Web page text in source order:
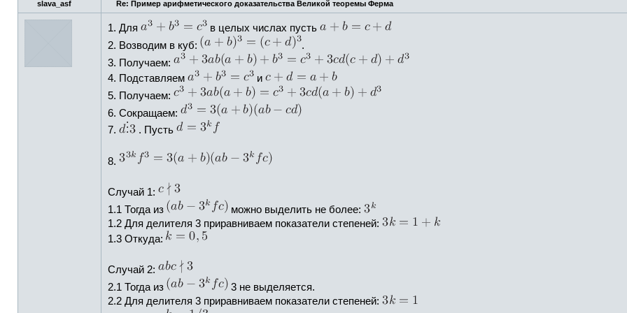
slava_asf Re: Пример арифметического доказательства Великой теоремы Ферма
1. Для
в целых числах пусть
2. Возводим в куб:
.
3. Получаем:
4. Подставляем
и
5. Получаем:
6. Сокращаем:
7.
. Пусть
8.
Случай 1:
1.1 Тогда из
можно выделить не более:
1.2 Для делителя 3 приравниваем показатели степеней:
1.3 Откуда:
Случай 2:
2.1 Тогда из
3 не выделяется.
2.2 Для делителя 3 приравниваем показатели степеней: